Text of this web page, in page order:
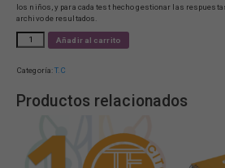
los niños, y para cada test hecho gestionar las
archivo de resultados.
TESTS
Añadir al carrito
Categoría:T.C
Productos relacionados